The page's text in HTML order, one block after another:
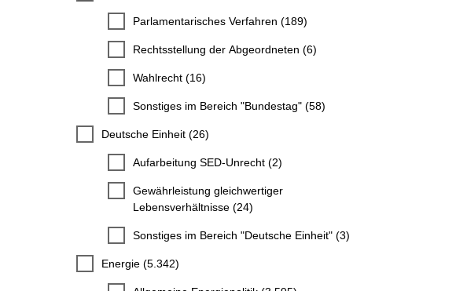
Parlamentarisches Verfahren (189)
Rechtsstellung der Abgeordneten (6)
Wahlrecht (16)
Sonstiges im Bereich "Bundestag" (58)
Deutsche Einheit (26)
Aufarbeitung SED-Unrecht (2)
Gewährleistung gleichwertiger
Lebensverhältnisse (24)
Sonstiges im Bereich "Deutsche Einheit" (3)
Energie (5.342)